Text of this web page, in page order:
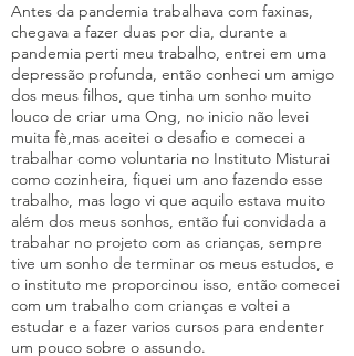
Antes da pandemia trabalhava com faxinas,
chegava a fazer duas por dia, durante a
pandemia perti meu trabalho, entrei em uma
depressão profunda, então conheci um amigo
dos meus filhos, que tinha um sonho muito
louco de criar uma Ong, no inicio não levei
muita fè,mas aceitei o desafio e comecei a
trabalhar como voluntaria no Instituto Misturai
como cozinheira, fiquei um ano fazendo esse
trabalho, mas logo vi que aquilo estava muito
além dos meus sonhos, então fui convidada a
trabahar no projeto com as crianças, sempre
tive um sonho de terminar os meus estudos, e
o instituto me proporcinou isso, então comecei
com um trabalho com crianças e voltei a
estudar e a fazer varios cursos para endenter
um pouco sobre o assundo.